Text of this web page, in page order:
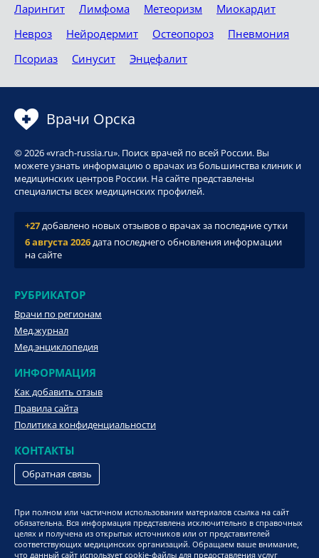
Ларингит
Лимфома Метеоризм
Миокардит
Невроз
Нейродермит Остеопороз
Пневмония
Псориаз
Синусит Энцефалит
Врачи Орска
© 2026 «vrach-russia.ru». Поиск врачей по всей России. Вы
можете узнать информацию о врачах из большинства клиник и
медицинских центров России. На сайте представлены
специалисты всех медицинских профилей.
+27добавлено новых отзывов о врачах за последние сутки
6 августа 2026дата последнего обновления информации
на сайте
РУБРИКАТОР
Врачи по регионам
Мед.журнал
Мед.энциклопедия
ИНФОРМАЦИЯ
Как добавить отзыв
Правила сайта
Политика конфиденциальности
КОНТАКТЫ
Обратная связь
При полном или частичном использовании материалов ссылка на сайт
обязательна. Вся информация представлена исключительно в справочных
целях и получена из открытых источников или от представителей
соответствующих медицинских организаций. Обращаем ваше внимание,
что данный сайт использует cookie-файлы для предоставления услуг